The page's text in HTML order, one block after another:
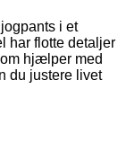
i et
har flotte detaljer
hjælper med
du justere livet